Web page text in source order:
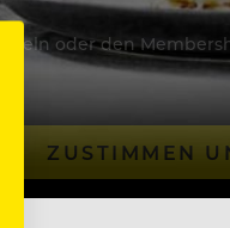
oder den
ZUSTIMMEN